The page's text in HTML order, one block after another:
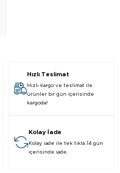
Hızlı Teslimat
Hızlı kargo ve teslimat ile
ürünler bir gün içerisinde
kargoda!
Kolay İade
Kolay iade ile tek tıkla 14 gün
içerisinde iade.